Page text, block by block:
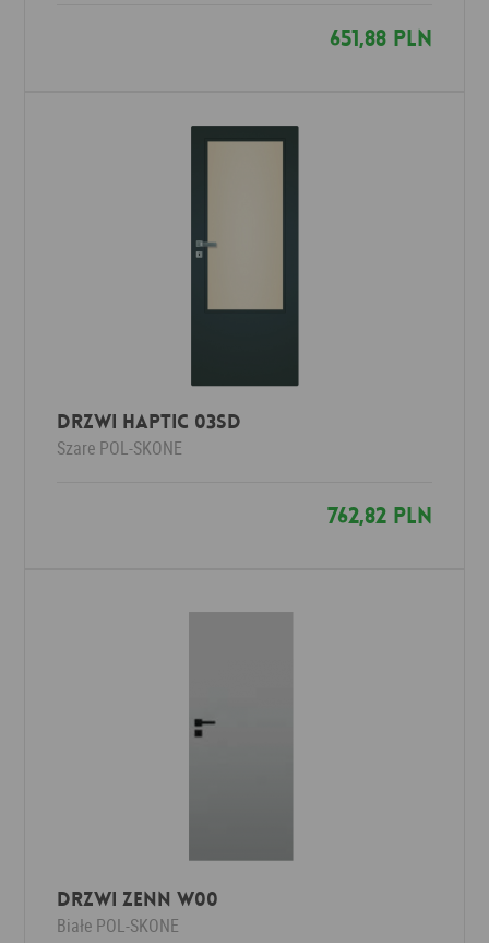
651,88 PLN
DRZWI HAPTIC 03sd
Szare POL-SKONE
762,82 PLN
Drzwi ZENN W00
Białe POL-SKONE